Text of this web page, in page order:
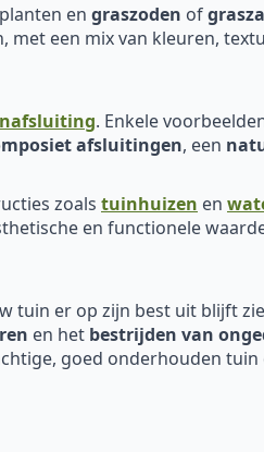
en graszoden of
een mix van kleuren,
. Enkele
afsluitingen, een
zoals tuinhuizen en
en functionele
tuin er op zijn best uit blijft
en het bestrijden van
goed onderhouden tuin